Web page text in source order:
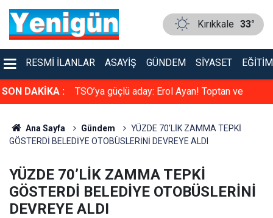
Kırıkkale 33°
RESMI İLANLAR ASAYIŞ GÜNDEM SIYASET EĞITIM
SON DAKİKA :
çarpıştı TSO’ya güçlü aday: Erol Ayan! Toptan ve
Ana Sayfa Gündem
YÜZDE 70’LİK ZAMMA TEPKİ
GÖSTERDİ BELEDİYE OTOBÜSLERİNİ DEVREYE ALDI
YÜZDE 70’LİK ZAMMA TEPKİ
GÖSTERDİ BELEDİYE OTOBÜSLERİNİ
DEVREYE ALDI